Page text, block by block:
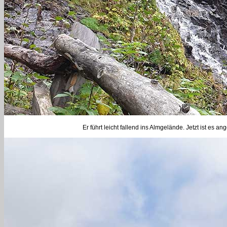
Er führt leicht fallend ins Almgelände. Jetzt ist es